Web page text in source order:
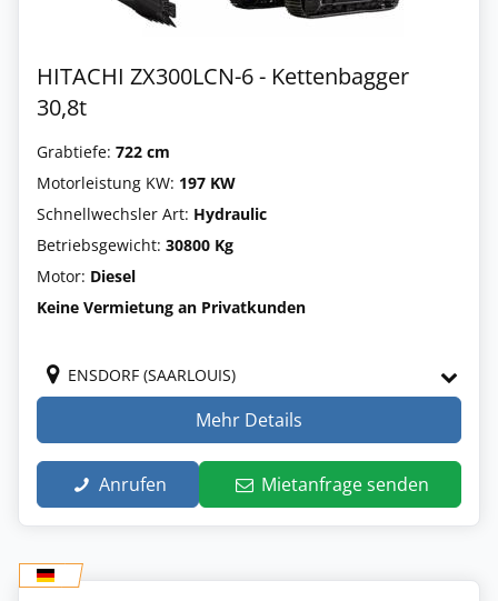
HITACHI ZX300LCN-6 - Kettenbagger
30,8t
Grabtiefe: 722 cm
Motorleistung KW: 197 KW
Schnellwechsler Art: Hydraulic
Betriebsgewicht: 30800 Kg
Motor: Diesel
Keine Vermietung an Privatkunden
ENSDORF (SAARLOUIS)
Mehr Details
Anrufen Mietanfrage senden